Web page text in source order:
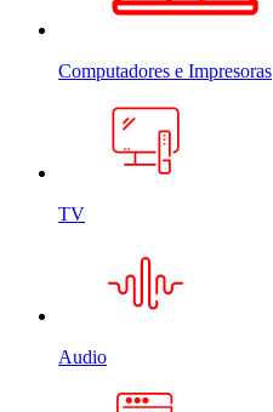
Computadores e Impresoras
TV
Audio